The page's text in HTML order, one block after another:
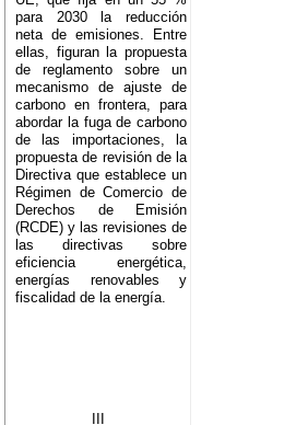
para 2030 la reducción
neta de emisiones. Entre
ellas, figuran la propuesta
de reglamento sobre un
mecanismo de ajuste de
carbono en frontera, para
abordar la fuga de carbono
de las importaciones, la
propuesta de revisión de la
Directiva que establece un
Régimen de Comercio de
Derechos de Emisión
(RCDE) y las revisiones de
las directivas sobre
eficiencia energética,
energías renovables y
fiscalidad de la energía.